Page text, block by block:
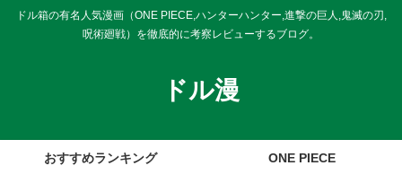
ドル箱の有名人気漫画（ONE PIECE,ハンターハンター,進撃の巨人,鬼滅の刃,
呪術廻戦）を徹底的に考察レビューするブログ。
ドル漫
おすすめランキング ONE PIECE